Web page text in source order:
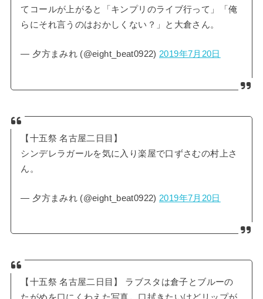
てコールが上がると「キンプリのライブ行って」「俺
らにそれ言うのはおかしくない？」と大倉さん。
— 夕方まみれ (@eight_beat0922) 2019年7月20日
【十五祭 名古屋二日目】
シンデレラガールを気に入り楽屋で口ずさむの村上さ
ん。
— 夕方まみれ (@eight_beat0922) 2019年7月20日
【十五祭 名古屋二日目】 ラブスタは倉子とブルーの